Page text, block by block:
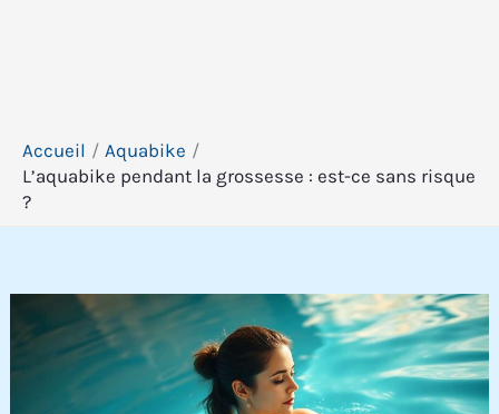
Accueil
Aquabike
L’aquabike pendant la grossesse : est-ce sans risque
?